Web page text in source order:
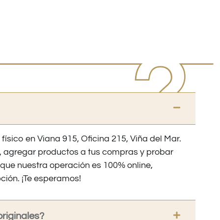
en Viana 915, Oficina 215, Viña del Mar.
agregar productos a tus compras y probar
nuestra operación es 100% online,
¡Te esperamos!